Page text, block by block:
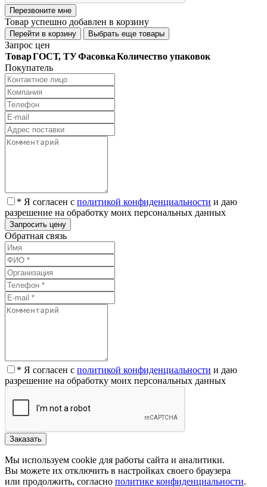
Перезвоните мне
Товар успешно добавлен в корзину
Перейти в корзину Выбрать еще товары
Запрос цен
ТоварГОСТ, ТУФасовкаКоличество упаковок
Покупатель
* Я согласен с политикой конфиденциальности и даю
разрешение на обработку моих персональных данных
Обратная связь
* Я согласен с политикой конфиденциальности и даю
разрешение на обработку моих персональных данных
Заказать
Мы используем cookie для работы сайта и аналитики.
Вы можете их отключить в настройках своего браузера
или продолжить, согласно политике конфиденциальности.